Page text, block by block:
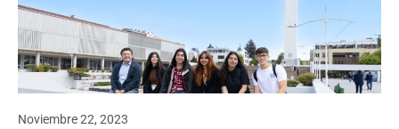
Noviembre 22, 2023